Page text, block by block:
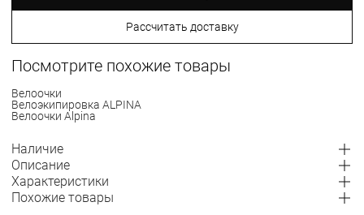
Рассчитать доставку
Посмотрите похожие товары
Велоочки
Велоэкипировка ALPINA
Велоочки Alpina
Наличие
Описание
Характеристики
Похожие товары